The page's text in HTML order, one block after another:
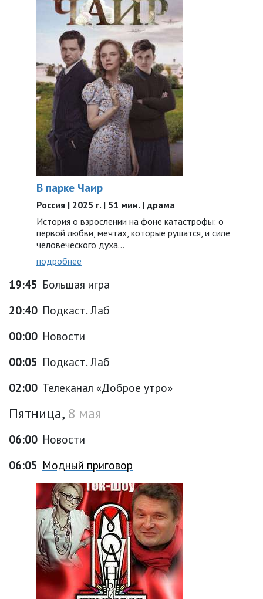
В парке Чаир
Россия | 2025 г. | 51 мин. | драма
История о взрослении на фоне катастрофы: о
первой любви, мечтах, которые рушатся, и силе
человеческого духа…
подробнее
19:45 Большая игра
20:40 Подкаст. Лаб
00:00 Новости
00:05 Подкаст. Лаб
02:00 Телеканал «Доброе утро»
Пятница, 8 мая
06:00 Новости
06:05 Модный приговор